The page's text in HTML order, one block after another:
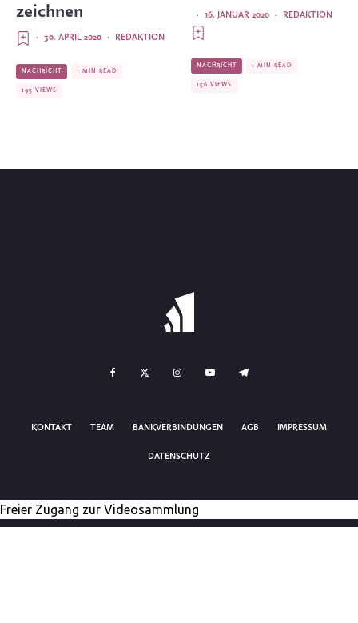
zeichnen
REDAKTION
·
30. APRIL 2020
·
NACHRICHT 1 MIN READ
195 VIEWS
REDAKTION
·
16. JANUAR 2020
·
NACHRICHT 1 MIN READ
156 VIEWS
KONTAKT TEAM BANKVERBINDUNGEN AGB IMPRESSUM
DATENSCHUTZ